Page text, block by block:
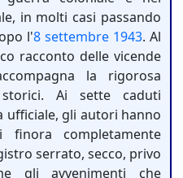
in molti casi passando
l'8 settembre 1943. Al
racconto delle vicende
la rigorosa
Ai sette caduti
gli autori hanno
completamente
serrato, secco, privo
gli avvenimenti che